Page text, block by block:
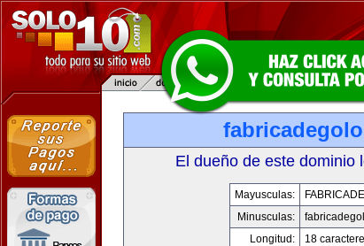
El dueño de este dominio
Mayusculas:
Minusculas:
Longitud:
18